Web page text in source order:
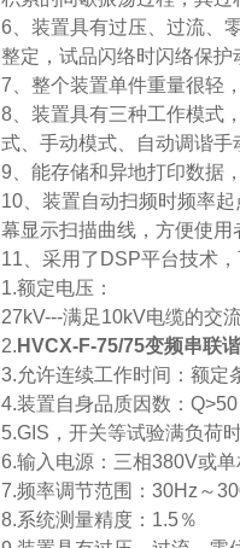
6、装置具有过压、过流、
整定，试品闪络时闪络保
7、整个装置单件重量很轻
8、装置具有三种工作模式
式、手动模式、自动调谐手
9、能存储和异地打印数据
10、装置自动扫频时频率
幕显示扫描曲线，方便使
11、采用了DSP平台技术
1.额定电压：
27kV---满足10kV电缆的交
2. HVCX-F-75/75变频串联
3.允许连续工作时间：额定
4.装置自身品质因数：Q>50
5.GIS，开关等试验满负荷
6.输入电源：三相380V或
7.频率调节范围：30Hz～
8.系统测量精度：1.5％